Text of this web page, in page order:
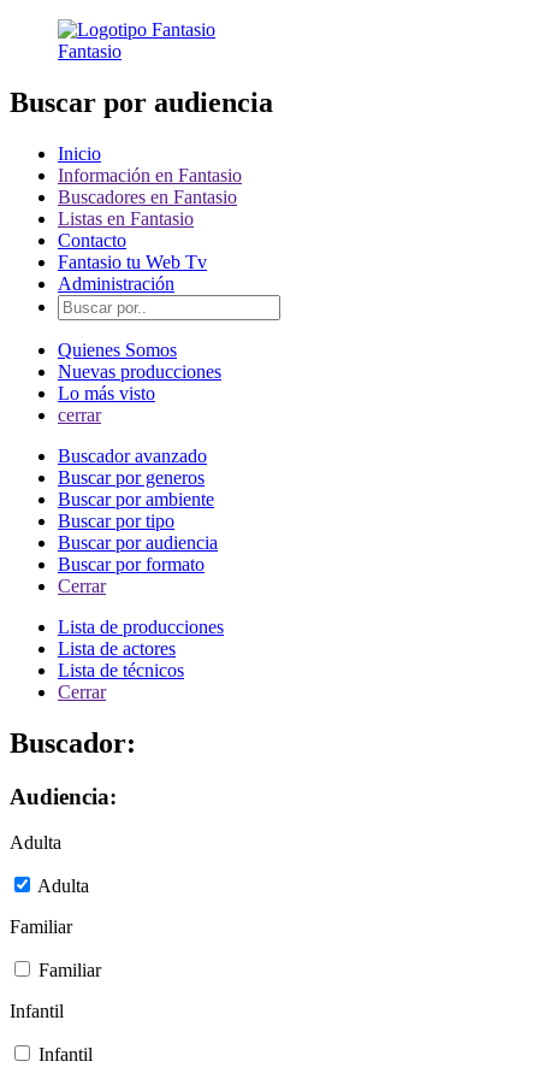
Fantasio
Buscar por audiencia
Inicio
Información en Fantasio
Buscadores en Fantasio
Listas en Fantasio
Contacto
Fantasio tu Web Tv
Administración
Quienes Somos
Nuevas producciones
Lo más visto
cerrar
Buscador avanzado
Buscar por generos
Buscar por ambiente
Buscar por tipo
Buscar por audiencia
Buscar por formato
Cerrar
Lista de producciones
Lista de actores
Lista de técnicos
Cerrar
Buscador:
Audiencia:
Adulta
Adulta
Familiar
Familiar
Infantil
Infantil